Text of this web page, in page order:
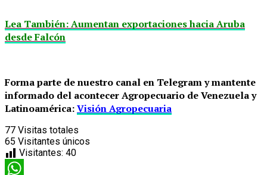
Lea También: Aumentan exportaciones hacia Aruba
desde Falcón
Forma parte de nuestro canal en Telegram y mantente
informado del acontecer Agropecuario de Venezuela y
Latinoamérica:Visión Agropecuaria
77 Visitas totales
65 Visitantes únicos
Visitantes: 40